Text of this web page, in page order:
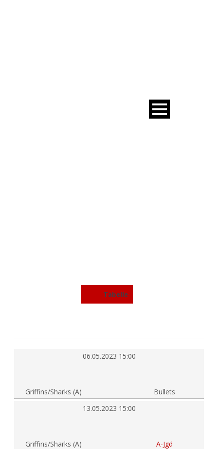
Tabelle
06.05.2023 15:00
Griffins/Sharks (A)
Bullets
13.05.2023 15:00
Griffins/Sharks (A)
A-Jgd